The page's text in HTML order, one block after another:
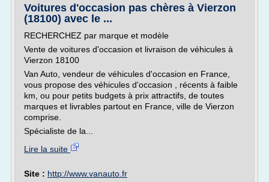
Voitures d'occasion pas chères à Vierzon
(18100) avec le ...
RECHERCHEZ par marque et modèle
Vente de voitures d'occasion et livraison de véhicules à
Vierzon 18100
Van Auto, vendeur de véhicules d'occasion en France,
vous propose des véhicules d'occasion , récents à faible
km, ou pour petits budgets à prix attractifs, de toutes
marques et livrables partout en France, ville de Vierzon
comprise.
Spécialiste de la...
Lire la suite
Site : http://www.vanauto.fr